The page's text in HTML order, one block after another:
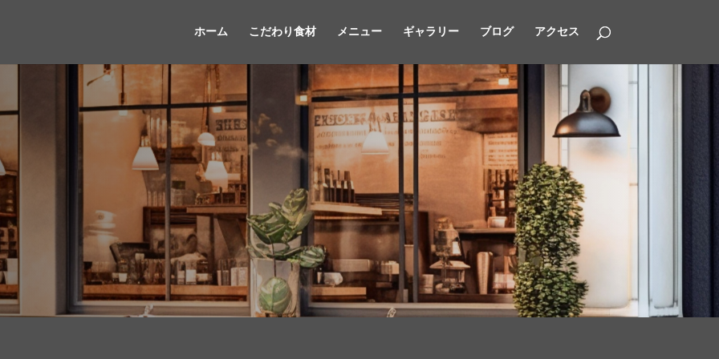
ホーム こだわり食材 メニュー ギャラリー ブログ アクセス